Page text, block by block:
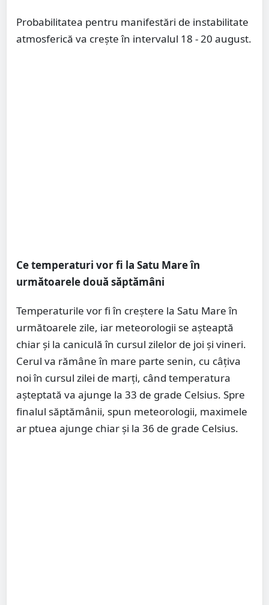
Probabilitatea pentru manifestări de instabilitate
atmosferică va crește în intervalul 18 - 20 august.
Ce temperaturi vor fi la Satu Mare în
următoarele două săptămâni
Temperaturile vor fi în creștere la Satu Mare în
următoarele zile, iar meteorologii se așteaptă
chiar și la caniculă în cursul zilelor de joi și vineri.
Cerul va rămâne în mare parte senin, cu câțiva
noi în cursul zilei de marți, când temperatura
așteptată va ajunge la 33 de grade Celsius. Spre
finalul săptămânii, spun meteorologii, maximele
ar ptuea ajunge chiar și la 36 de grade Celsius.